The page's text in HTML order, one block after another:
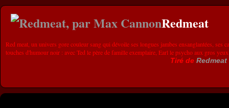
Redmeat
Red meat, un univers gore couleur sang qui dévoile ses longues jambes ensanglantées, ses
touches d'humour noir : avec Ted le père de famille exemplaire, Earl le psycho aux gros
Tiré de Redmeat